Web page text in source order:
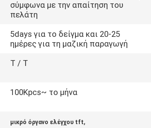
σύμφωνα με την απαίτηση του
πελάτη
5days για το δείγμα και 20-25
ημέρες για τη μαζική παραγωγή
T / T
100Kpcs~ το μήνα
μικρό όργανο ελέγχου tft,